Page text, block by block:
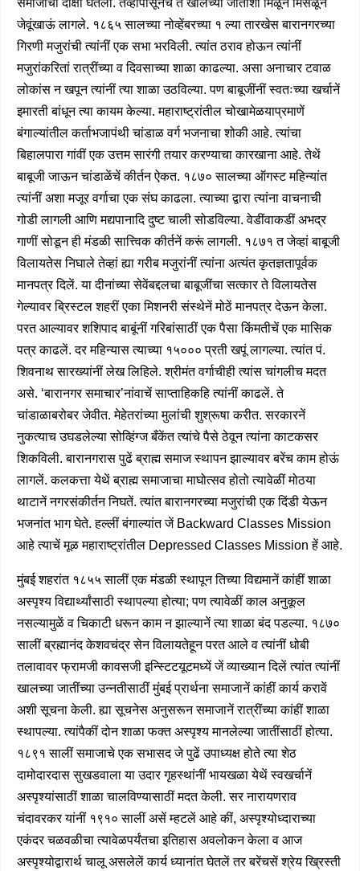
जेवूंखाऊं लागले. १८६५ सालच्या नोव्हेंबरच्या १ ल्या तारखेस बारानगरच्या
गिरणी मजुरांची त्यांनीं एक सभा भरविली. त्यांत ठराव होऊन त्यांनीं
मजुरांकरितां रात्रींच्या व दिवसाच्या शाळा काढल्या. असा अनाचार टवाळ
लोकांस न खपून त्यांनीं त्या शाळा उठविल्या. पण बाबूजींनीं स्वतःच्या खर्चानें
इमारती बांधून त्या कायम केल्या. महाराष्ट्रांतील चोखामेळयाप्रमाणें
बंगाल्यांतील कर्ताभजापंथी चांडाळ वर्ग भजनाचा शोकी आहे. त्यांचा
बिहालपारा गांवीं एक उत्तम सारंगी तयार करण्याचा कारखाना आहे. तेथें
बाबूजी जाऊन चांडाळेंचें कीर्तन ऐकत. १८७० सालच्या ऑगस्ट महिन्यांत
त्यांनीं अशा मजूर वर्गाचा एक संघ काढला. त्याच्या द्वारा त्यांना वाचनाची
गोडी लागली आणि मद्यपानादि दुष्ट चाली सोडविल्या. वेडींवाकडीं अभद्र
गाणीं सोडून ही मंडळी सात्त्विक कीर्तनें करूं लागली. १८७१ त जेव्हां बाबूजी
विलायतेस निघाले तेव्हां ह्या गरीब मजुरांनीं त्यांना अत्यंत कृतज्ञतापूर्वक
मानपत्र दिलें. या दीनांच्या सेवेंबद्दलचा बाबूजींचा सत्कार ते विलायतेस
गेल्यावर ब्रिस्टल शहरीं एका मिशनरी संस्थेनें मोठें मानपत्र देऊन केला.
परत आल्यावर शशिपाद बाबूंनीं गरिबांसाठीं एक पैसा किंमतीचें एक मासिक
पत्र काढलें. दर महिन्यास त्याच्या १५००० प्रती खपूं लागल्या. त्यांत पं.
शिवनाथ सारख्यांनीं लेख लिहिले. श्रीमंत वर्गाचीही त्यांस चांगलीच मदत
असे. ‘बारानगर समाचार’नांवाचें साप्ताहिकहि त्यांनीं काढलें. ते
चांडाळाबरोबर जेवीत. मेहेतरांच्या मुलांची शुश्रूषा करीत. सरकारनें
नुकत्याच उघडलेल्या सोव्हिंग्ज बँकेंत त्यांचे पैसे ठेवून त्यांना काटकसर
शिकविली. बारानगरास पुढें ब्राह्म समाज स्थापन झाल्यावर बरेंच काम होऊं
लागलें. कलकत्ता येथें ब्राह्म समाजाचा माघोत्सव होतो त्यावेळीं मोठया
थाटानें नगरसंकीर्तन निघतें. त्यांत बारानगरच्या मजुरांची एक दिंडी येऊन
भजनांत भाग घेते. हल्लीं बंगाल्यांत जें Backward Classes Mission
आहे त्याचें मूळ महाराष्ट्रांतील Depressed Classes Mission हें आहे.
मुंबई शहरांत १८५५ सालीं एक मंडळी स्थापून तिच्या विद्यमानें कांहीं शाळा
अस्पृश्य विद्यार्थ्यांसाठी स्थापल्या होत्या; पण त्यावेळीं काल अनुकूल
नसल्यामुळें व चिकाटी धरून काम न झाल्यानें त्या शाळा बंद पडल्या. १८७०
सालीं ब्रह्मानंद केशवचंद्र सेन विलायतेहून परत आले व त्यांनीं धोबी
तलावावर फ्रामजी कावसजी इन्स्टिटयूटमध्यें जें व्याख्यान दिलें त्यांत त्यांनीं
खालच्या जातींच्या उन्नतीसाठीं मुंबई प्रार्थना समाजानें कांहीं कार्य करावें
अशी सूचना केली. ह्या सूचनेस अनुसरून समाजानें रात्रींच्या कांहीं शाळा
स्थापल्या. त्यांपैकीं दोन शाळा फक्त अस्पृश्य मानलेल्या जातींसाठीं होत्या.
१८९१ सालीं समाजाचे एक सभासद जे पुढें उपाध्यक्ष होते त्या शेठ
दामोदारदास सुखडवाला या उदार गृहस्थांनीं भायखळा येथें स्वखर्चानें
अस्पृश्यांसाठीं शाळा चालविण्यासाठीं मदत केली. सर नारायणराव
चंदावरकर यांनीं १९१० सालीं असें म्हटलें आहे कीं, अस्पृश्योध्दाराच्या
एकंदर चळवळीचा त्यावेळपर्यंतचा इतिहास अवलोकन केला व आज
अस्पृश्योद्वारार्थ चालू असलेलें कार्य ध्यानांत घेतलें तर बरेंचसें श्रेय ख्रिस्ती